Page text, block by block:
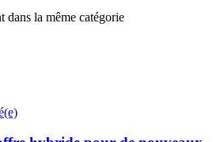
dans la même catégorie